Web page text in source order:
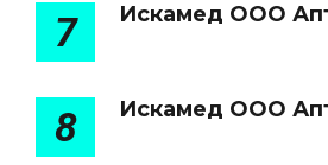
7 Искамед ООО
8 Искамед ООО